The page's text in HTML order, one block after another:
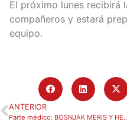
El próximo lunes recibirá
compañeros y estará
equipo.
ANTERIOR
Parte médico: BOSNJAK